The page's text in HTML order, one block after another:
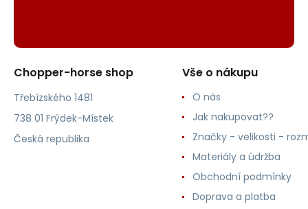
Chopper-horse shop
Třebízského 1481
738 01 Frýdek-Místek
Česká republika
Vše o nákupu
O nás
Jak nakupovat??
Značky - velikosti -
Materiály a údržba
Obchodní podmínky
Doprava a platba